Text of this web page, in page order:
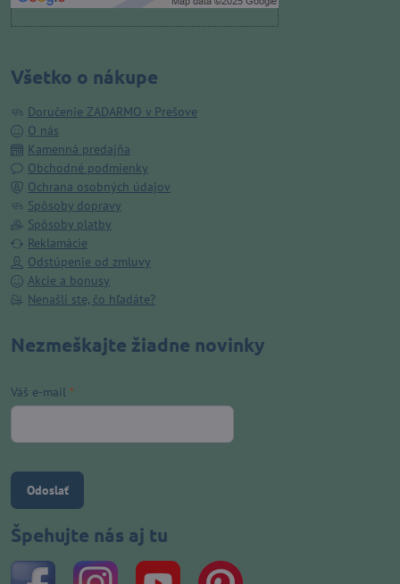
Všetko o nákupe
Doručenie ZADARMO v Prešove
O nás
Kamenná predajňa
Obchodné podmienky
Ochrana osobných údajov
Spôsoby dopravy
Spôsoby platby
Reklamácie
Odstúpenie od zmluvy
Akcie a bonusy
Nenašli ste, čo hľadáte?
Nezmeškajte žiadne novinky
Váš e-mail *
Odoslať
Špehujte nás aj tu